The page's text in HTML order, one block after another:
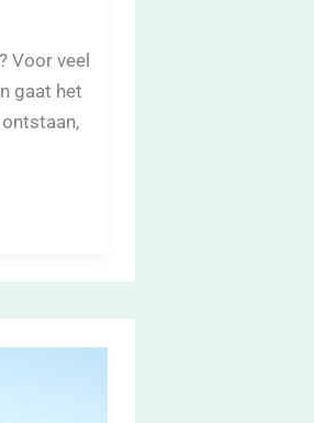
Voor veel
gaat het